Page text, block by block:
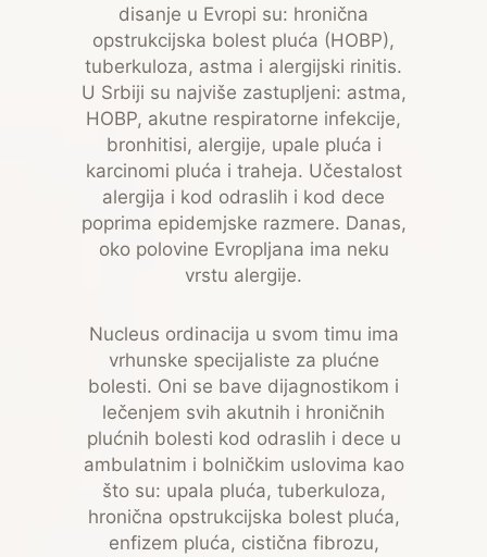
disanje u Evropi su: hronična
opstrukcijska bolest pluća (HOBP),
tuberkuloza, astma i alergijski rinitis.
U Srbiji su najviše zastupljeni: astma,
HOBP, akutne respiratorne infekcije,
bronhitisi, alergije, upale pluća i
karcinomi pluća i traheja. Učestalost
alergija i kod odraslih i kod dece
poprima epidemjske razmere. Danas,
oko polovine Evropljana ima neku
vrstu alergije.
Nucleus ordinacija u svom timu ima
vrhunske specijaliste za plućne
bolesti. Oni se bave dijagnostikom i
lečenjem svih akutnih i hroničnih
plućnih bolesti kod odraslih i dece u
ambulatnim i bolničkim uslovima kao
što su: upala pluća, tuberkuloza,
hronična opstrukcijska bolest pluća,
enfizem pluća, cistična fibrozu,